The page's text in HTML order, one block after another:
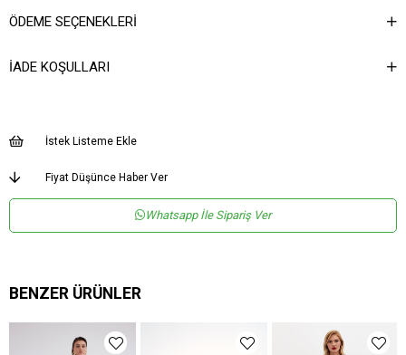
ÖDEME SEÇENEKLERI
İADE KOŞULLARI
İstek Listeme Ekle
Fiyat Düşünce Haber Ver
Whatsapp İle Sipariş Ver
BENZER ÜRÜNLER